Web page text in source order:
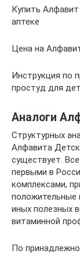
Купить
аптеке
Цена на
Инструкция по
простуд для
Аналоги
Структурных
Алфавита
существует.
первыми в
комплексами,
положительные
иных полезных
витаминной
По